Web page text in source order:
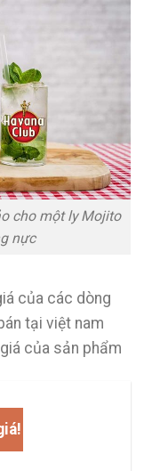
cho một ly Mojito
nực
của các dòng
tại việt nam
của sản phẩm